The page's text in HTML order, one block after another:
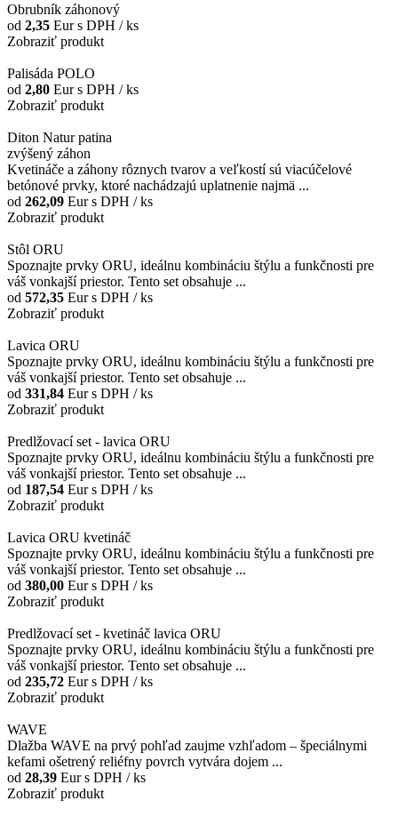
Obrubník záhonový
od 2,35 Eurs DPH / ks
Zobraziť produkt
Palisáda POLO
od 2,80 Eurs DPH / ks
Zobraziť produkt
Diton Natur patina
zvýšený záhon
Kvetináče a záhony rôznych tvarov a veľkostí sú viacúčelové
betónové prvky, ktoré nachádzajú uplatnenie najmä ...
od 262,09 Eurs DPH / ks
Zobraziť produkt
Stôl ORU
Spoznajte prvky ORU, ideálnu kombináciu štýlu a funkčnosti pre
váš vonkajší priestor. Tento set obsahuje ...
od 572,35 Eurs DPH / ks
Zobraziť produkt
Lavica ORU
Spoznajte prvky ORU, ideálnu kombináciu štýlu a funkčnosti pre
váš vonkajší priestor. Tento set obsahuje ...
od 331,84 Eurs DPH / ks
Zobraziť produkt
Predlžovací set - lavica ORU
Spoznajte prvky ORU, ideálnu kombináciu štýlu a funkčnosti pre
váš vonkajší priestor. Tento set obsahuje ...
od 187,54 Eurs DPH / ks
Zobraziť produkt
Lavica ORU kvetináč
Spoznajte prvky ORU, ideálnu kombináciu štýlu a funkčnosti pre
váš vonkajší priestor. Tento set obsahuje ...
od 380,00 Eurs DPH / ks
Zobraziť produkt
Predlžovací set - kvetináč lavica ORU
Spoznajte prvky ORU, ideálnu kombináciu štýlu a funkčnosti pre
váš vonkajší priestor. Tento set obsahuje ...
od 235,72 Eurs DPH / ks
Zobraziť produkt
WAVE
Dlažba WAVE na prvý pohľad zaujme vzhľadom – špeciálnymi
kefami ošetrený reliéfny povrch vytvára dojem ...
od 28,39 Eurs DPH / ks
Zobraziť produkt